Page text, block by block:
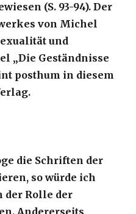
(S. 93-94). Der
von Michel
und
„Die Geständnisse
posthum in diesem
die Schriften der
so würde ich
der Rolle der